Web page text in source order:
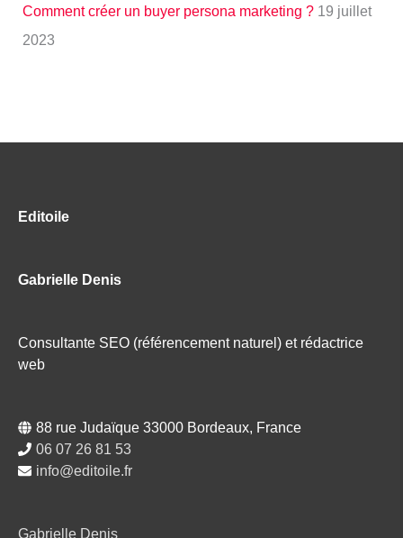
Comment créer un buyer persona marketing ? 19 juillet
2023
Editoile
Gabrielle Denis
Consultante SEO (référencement naturel) et rédactrice
web
88 rue Judaïque 33000 Bordeaux, France
06 07 26 81 53
info@editoile.fr
Gabrielle Denis